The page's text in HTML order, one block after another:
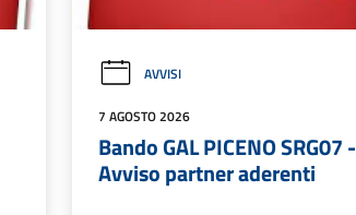
AVVISI
7 AGOSTO 2026
Bando GAL PICENO SRG07 -
Avviso partner aderenti